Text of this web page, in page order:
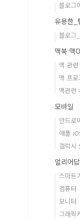
블로그
유용한_
블로그
맥북 맥
맥 관
맥 프로
맥관련
모바일
안드로
애플
갤럭시
얼리어
스마트
컴퓨터
모니터
그래픽